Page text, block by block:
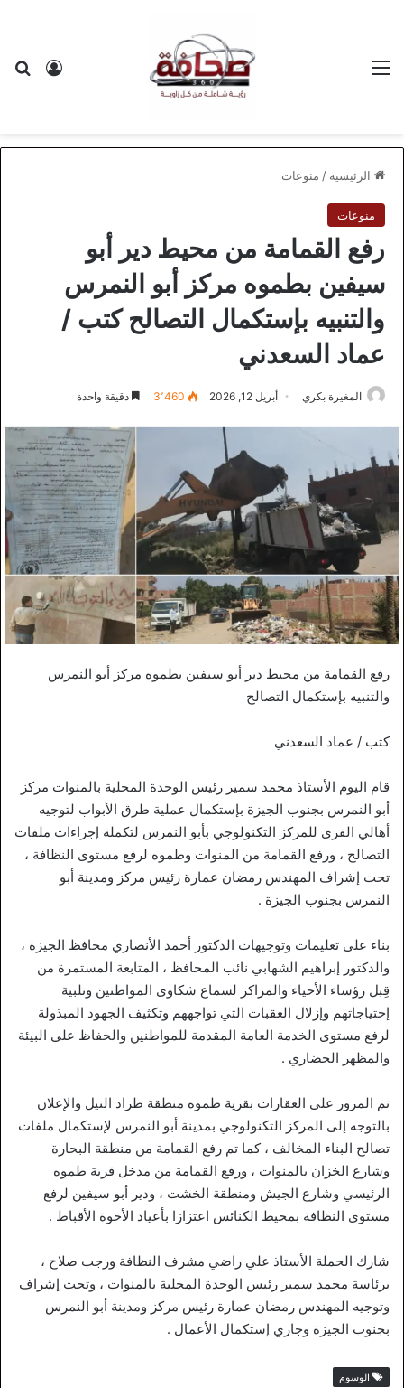
الرئيسية / منوعات
منوعات
رفع القمامة من محيط دير أبو
سيفين بطموه مركز أبو النمرس
والتنبيه بإستكمال التصالح كتب /
عماد السعدني
المغيرة بكري أبريل 12, 2026 3٬460 دقيقة واحدة
رفع القمامة من محيط دير أبو سيفين بطموه مركز أبو النمرس
والتنبيه بإستكمال التصالح
كتب / عماد السعدني
قام اليوم الأستاذ محمد سمير رئيس الوحدة المحلية بالمنوات مركز
أبو النمرس بجنوب الجيزة بإستكمال عملية طرق الأبواب لتوجيه
أهالي القرى للمركز التكنولوجي بأبو النمرس لتكملة إجراءات ملفات
التصالح ، ورفع القمامة من المنوات وطموه لرفع مستوى النظافة ،
تحت إشراف المهندس رمضان عمارة رئيس مركز ومدينة أبو
النمرس بجنوب الجيزة .
بناء على تعليمات وتوجيهات الدكتور أحمد الأنصاري محافظ الجيزة ،
والدكتور إبراهيم الشهابي نائب المحافظ ، المتابعة المستمرة من
قِبل رؤساء الأحياء والمراكز لسماع شكاوى المواطنين وتلبية
إحتياجاتهم وإزلال العقبات التي تواجههم وتكثيف الجهود المبذولة
لرفع مستوى الخدمة العامة المقدمة للمواطنين والحفاظ على البيئة
والمظهر الحضاري .
تم المرور على العقارات بقرية طموه منطقة طراد النيل والإعلان
بالتوجه إلى المركز التكنولوجي بمدينة أبو النمرس لإستكمال ملفات
تصالح البناء المخالف ، كما تم رفع القمامة من منطقة البحارة
وشارع الخزان بالمنوات ، ورفع القمامة من مدخل قرية طموه
الرئيسي وشارع الجيش ومنطقة الخشت ، ودير أبو سيفين لرفع
مستوى النظافة بمحيط الكنائس اعتزازا بأعياد الأخوة الأقباط .
شارك الحملة الأستاذ علي راضي مشرف النظافة ورجب صلاح ،
برئاسة محمد سمير رئيس الوحدة المحلية بالمنوات ، وتحت إشراف
وتوجيه المهندس رمضان عمارة رئيس مركز ومدينة أبو النمرس
بجنوب الجيزة وجاري إستكمال الأعمال .
الوسوم